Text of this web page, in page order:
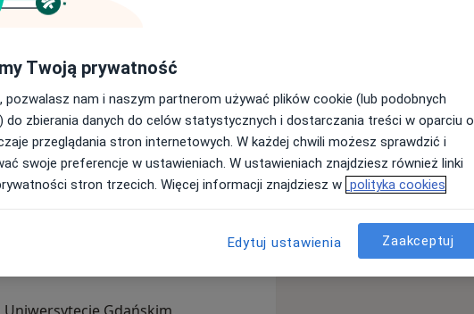
psychoterapii pod
Jestem psychoterapeutą po
podyplomowym z
Centrum Psychodynamiczne
jest przez Polskie
spełnia formalne wymogi
określone przez Polskie
sesji psychoterapii indywidualnej
lat pracy w Centrum Zdrowia
9. Prowadziłem również grupy
Ośrodka Pomocy Społecznej
"Łajba".
trudnej sytuacji oraz te, które
(niekontrolowane wybuchy złości,
winy) lub zauważają u siebie
Twoją prywatność
pozwalasz nam i naszym partnerom używać plików cookie (lub podobnych
do zbierania danych do celów statystycznych i dostarczania treści w oparciu o
przeglądania stron internetowych. W każdej chwili możesz sprawdzić i
swoje preferencje w ustawieniach. W ustawieniach znajdziesz również linki
stron trzecich. Więcej informacji znajdziesz w polityka cookies
Edytuj ustawienia Zaakceptuj